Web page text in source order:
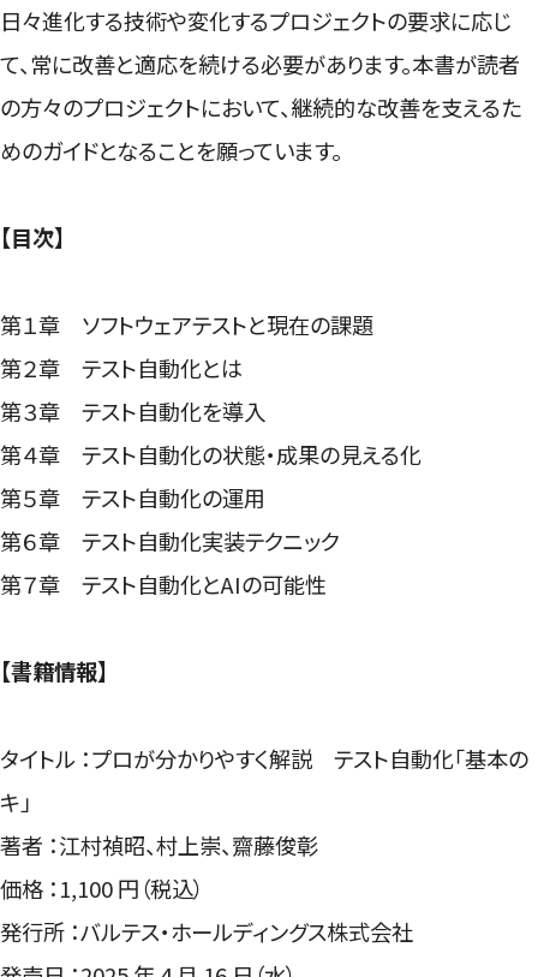
日々進化する技術や変化するプロジェクトの要求に応じ
て、常に改善と適応を続ける必要があります。本書が読者
の方々のプロジェクトにおいて、継続的な改善を支えるた
めのガイドとなることを願っています。
【目次】
第１章 ソフトウェアテストと現在の課題
第２章 テスト自動化とは
第３章 テスト自動化を導入
第４章 テスト自動化の状態・成果の見える化
第５章 テスト自動化の運用
第６章 テスト自動化実装テクニック
第７章 テスト自動化とAIの可能性
【書籍情報】
タイトル ：プロが分かりやすく解説 テスト自動化「基本の
キ」
著者 ：江村禎昭、村上崇、齋藤俊彰
価格 ：1,100 円（税込）
発行所 ：バルテス・ホールディングス株式会社